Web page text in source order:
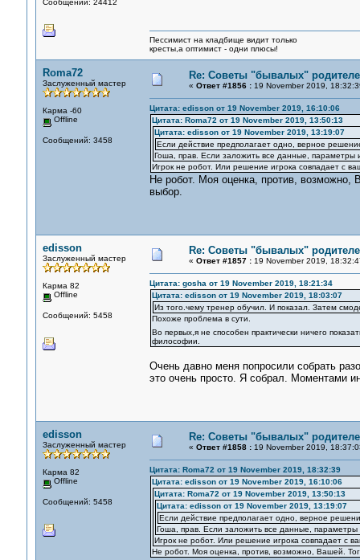
Пессимист на кладбище видит только
кресты,а оптимист - одни плюсы!
Roma72
Заслуженный мастер
Карма -60
Offline
Сообщений: 3458
Re: Советы "бывалых"
« Ответ #1856 :19 November 2019,
Цитата: edisson от 19 November 2019, 16:10:06
Цитата: Roma72 от 19 November 2019, 13:50:13
Цитата: edisson от 19 November 2019, 13:19:07
Если действие предполагает одно, верное
Гоша, прав. Если заложить все данные,
Игрок не робот. Или решение игрока совпадает с
Не робот. Моя оценка, против, возможно,
выбор.
edisson
Заслуженный мастер
Карма 82
Offline
Сообщений: 5458
Re: Советы "бывалых"
« Ответ #1857 :19 November 2019,
Цитата: gosha от 19 November 2019, 18:21:34
Цитата: edisson от 19 November 2019, 18:03:07
Из того.чему тренер обучил. И показал. Затем
Похоже проблема в сути.
Во первых,я не способен практически ничего
философии.
Очень давно меня попросили собрать
это очень просто. Я собрал. Моментами
edisson
Заслуженный мастер
Карма 82
Offline
Сообщений: 5458
Re: Советы "бывалых"
« Ответ #1858 :19 November 2019,
Цитата: Roma72 от 19 November 2019, 18:32:39
Цитата: edisson от 19 November 2019, 16:10:06
Цитата: Roma72 от 19 November 2019, 13:50:13
Цитата: edisson от 19 November 2019, 13:19:07
Если действие предполагает одно, верное
Гоша, прав. Если заложить все данные,
Игрок не робот. Или решение игрока совпадает с
Не робот. Моя оценка, против, возможно, Вашей.